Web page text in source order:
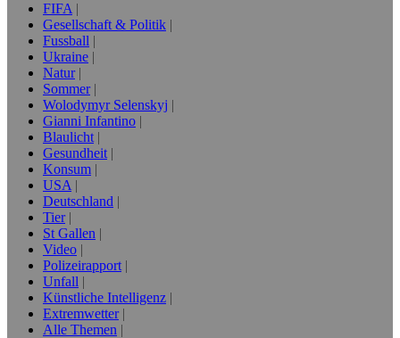
FIFA
Gesellschaft & Politik
Fussball
Ukraine
Natur
Sommer
Wolodymyr Selenskyj
Gianni Infantino
Blaulicht
Gesundheit
Konsum
USA
Deutschland
Tier
St Gallen
Video
Polizeirapport
Unfall
Künstliche Intelligenz
Extremwetter
Alle Themen